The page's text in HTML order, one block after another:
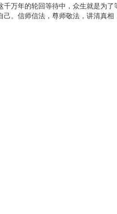
万年的轮回等待中，众生就是为
。信师信法，尊师敬法，讲清真